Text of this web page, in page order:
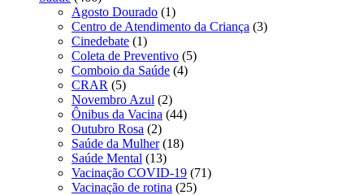
Agosto Dourado (1)
Centro de Atendimento da Criança (3)
Cinedebate (1)
Coleta de Preventivo (5)
Comboio da Saúde (4)
CRAR (5)
Novembro Azul (2)
Ônibus da Vacina (44)
Outubro Rosa (2)
Saúde da Mulher(18)
Saúde Mental (13)
Vacinação COVID-19 (71)
Vacinação de rotina (25)